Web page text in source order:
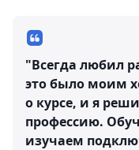
"Всегда любил
это было моим
о курсе, и я
профессию.
изучаем